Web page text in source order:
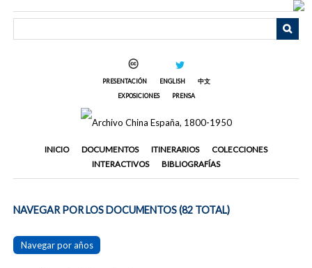
PRESENTACIÓN ENGLISH
中文
EXPOSICIONES
PRENSA
INICIO DOCUMENTOS ITINERARIOS
COLECCIONES
INTERACTIVOS
BIBLIOGRAFÍAS
NAVEGAR POR LOS DOCUMENTOS (82 TOTAL)
Navegar por años